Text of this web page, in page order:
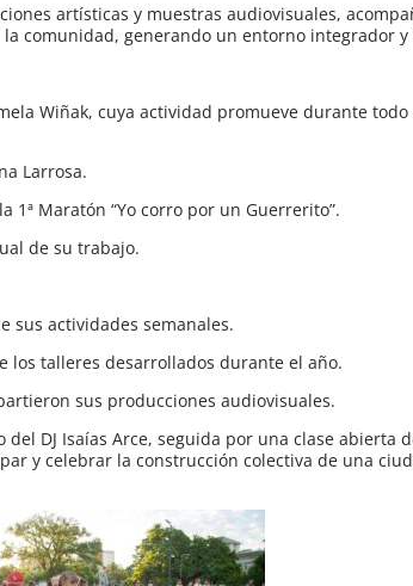
artísticas y muestras audiovisuales,
comunidad, generando un entorno integrador y
Wiñak, cuya actividad promueve durante
Larrosa.
Maratón “Yo corro por un Guerrerito”.
de su trabajo.
sus actividades semanales.
los talleres desarrollados durante el año.
sus producciones audiovisuales.
DJ Isaías Arce, seguida por una clase abierta
y celebrar la construcción colectiva de una